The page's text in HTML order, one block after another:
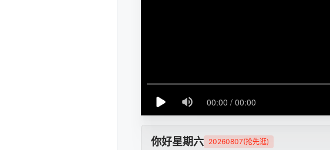
你好星期六 20260807(抢先逛)